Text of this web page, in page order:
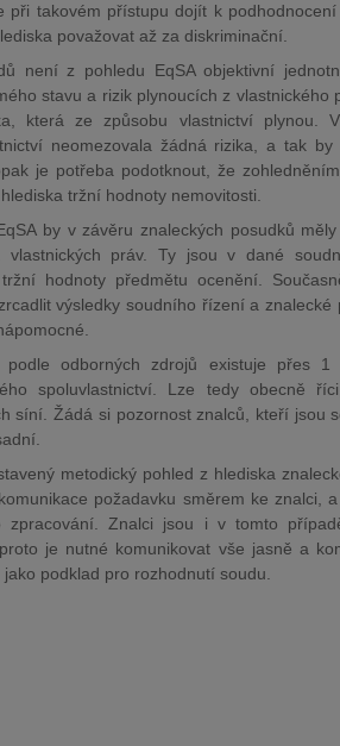
při takovém přístupu dojít k
považovat až za diskriminační.
není z pohledu EqSA objektivní
stavu a rizik plynoucích z vlastnického
která ze způsobu vlastnictví plynou.
neomezovala žádná rizika, a tak
je potřeba podotknout, že
tržní hodnoty nemovitosti.
by v závěru znaleckých posudků
práv. Ty jsou v dané
hodnoty předmětu ocenění.
výsledky soudního řízení a
podle odborných zdrojů existuje přes
spoluvlastnictví. Lze tedy obecně
síní. Žádá si pozornost znalců, kteří jsou
metodický pohled z hlediska
požadavku směrem ke znalci,
Znalci jsou i v tomto
je nutné komunikovat vše jasně a
podklad pro rozhodnutí soudu.